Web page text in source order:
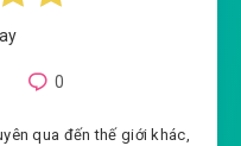
0
qua đến thế giới khác,